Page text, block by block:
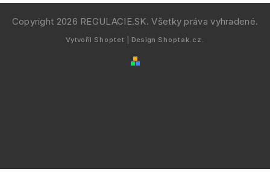
Copyright 2026 REGULACIE.SK. Všetky práva vyhradené.
Vytvořil Shoptet | Design Shoptak.cz.